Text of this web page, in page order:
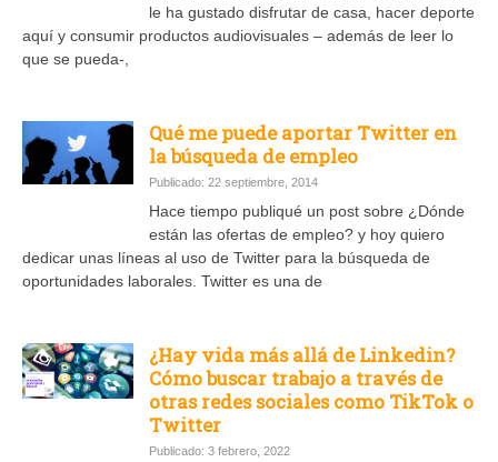
le ha gustado disfrutar de casa, hacer deporte
aquí y consumir productos audiovisuales – además de leer lo
que se pueda-,
Qué me puede aportar Twitter en
la búsqueda de empleo
Publicado: 22 septiembre, 2014
Hace tiempo publiqué un post sobre ¿Dónde
están las ofertas de empleo? y hoy quiero
dedicar unas líneas al uso de Twitter para la búsqueda de
oportunidades laborales. Twitter es una de
¿Hay vida más allá de Linkedin?
Cómo buscar trabajo a través de
otras redes sociales como TikTok o
Twitter
Publicado: 3 febrero, 2022